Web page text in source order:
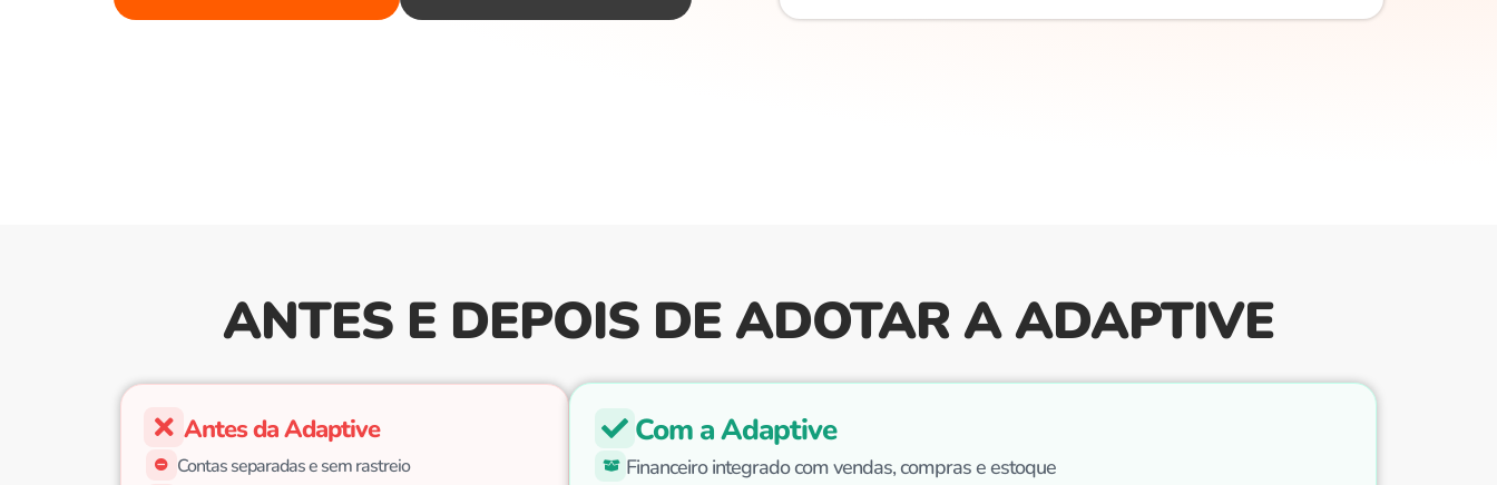
ANTES E DEPOIS DE ADOTAR A ADAPTIVE
Antes da Adaptive
Contas separadas e sem rastreio
Com a Adaptive
Financeiro integrado com vendas, compras e estoque